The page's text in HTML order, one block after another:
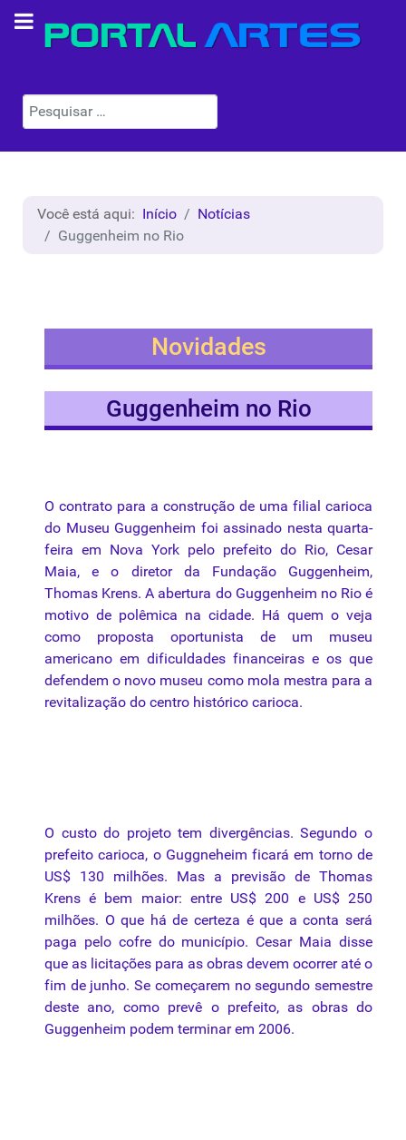
Pesquisar
Você está aqui: Início
Notícias
Guggenheim no Rio
Novidades
Guggenheim no Rio
O contrato para a construção de uma filial carioca
do Museu Guggenheim foi assinado nesta quarta-
feira em Nova York pelo prefeito do Rio, Cesar
Maia, e o diretor da FundaçãoGuggenheim,
Thomas Krens. A abertura do Guggenheim no Rio é
motivo de polêmica na cidade. Há quem o veja
como proposta oportunista de um museu
americano em dificuldades financeiras e os que
defendem o novo museu como mola mestra para a
revitalização do centro histórico carioca.
O custo do projeto tem divergências. Segundo o
prefeito carioca, o Guggneheim ficará em torno de
US$ 130 milhões. Mas a previsão de Thomas
Krens é bem maior: entre US$ 200 e US$ 250
milhões. O que há de certeza éque a conta será
paga pelocofre do município. Cesar Maia disse
que as licitações para as obras devem ocorrer até o
fim de junho. Se começarem no segundo semestre
deste ano, como prevê o prefeito, as obras do
Guggenheim podem terminar em 2006.